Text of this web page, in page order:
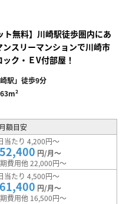
ト無料】川崎駅徒歩圏内にあ
スリーマンションで川崎市
ク・ＥV付部屋！
駅」徒歩9分
月額目安
当たり 4,200円～
円/月～
費用他 22,000円～
当たり 4,500円～
円/月～
費用他 16,500円～